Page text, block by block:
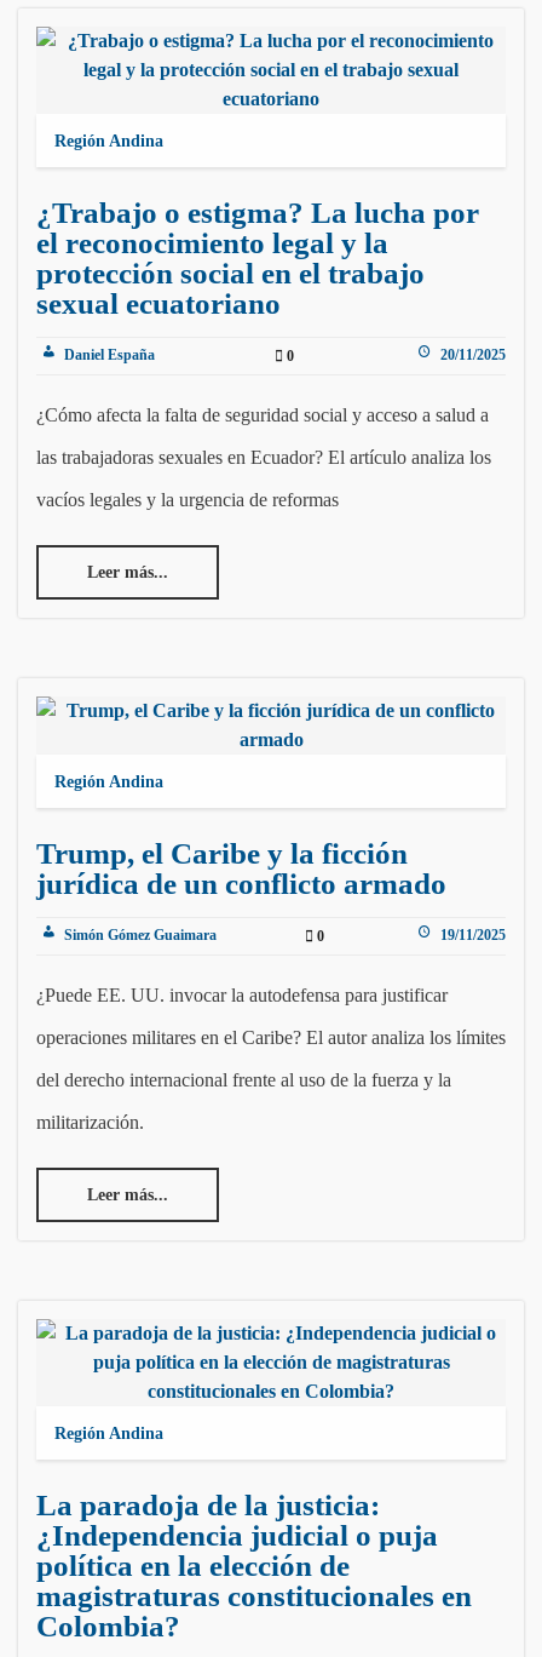
Región Andina
¿Trabajo o estigma? La lucha por
el reconocimiento legal y la
protección social en el trabajo
sexual ecuatoriano
Daniel España 0 20/11/2025
¿Cómo afecta la falta de seguridad social y acceso a salud a
las trabajadoras sexuales en Ecuador? El artículo analiza los
vacíos legales y la urgencia de reformas
Leer más...
Región Andina
Trump, el Caribe y la ficción
jurídica de un conflicto armado
Simón Gómez Guaimara 0 19/11/2025
¿Puede EE. UU. invocar la autodefensa para justificar
operaciones militares en el Caribe? El autor analiza los límites
del derecho internacional frente al uso de la fuerza y la
militarización.
Leer más...
Región Andina
La paradoja de la justicia:
¿Independencia judicial o puja
política en la elección de
magistraturas constitucionales en
Colombia?